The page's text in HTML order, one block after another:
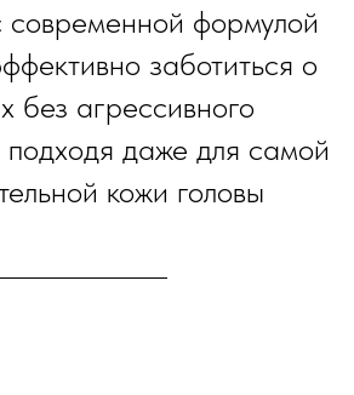
современной формулой
заботиться о
без агрессивного
подходя даже для самой
кожи головы